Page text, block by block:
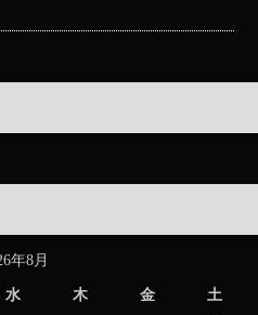
年8月
水 木 金 土